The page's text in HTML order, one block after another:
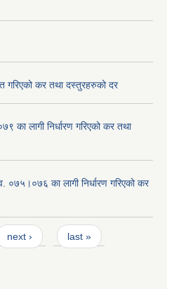
कर तथा दस्तुरहरुको दर
का लागी निर्धारण गरिएको कर तथा
०७५।०७६ का लागी निर्धारण गरिएको कर
next › last »